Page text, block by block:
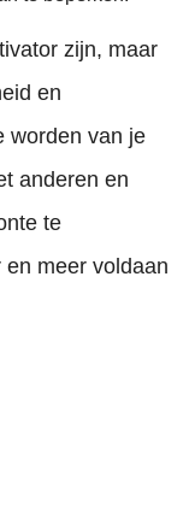
zijn, maar
en
worden van je
anderen en
te
meer voldaan